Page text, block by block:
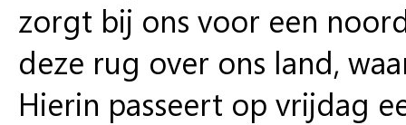
zorgt bij ons voor een
deze rug over ons land,
Hierin passeert op vrijdag